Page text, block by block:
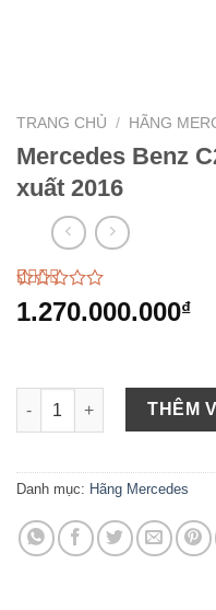
TRANG CHỦ / HÃNG
Mercedes Benz
xuất 2016
2.48
trên 5
33
giá
1.270.000.000₫
Mercedes Benz C250
THÊM
Danh mục: Hãng Mercedes